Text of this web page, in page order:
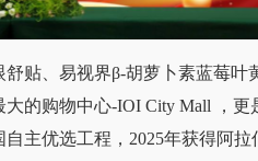
、易视界β-胡萝卜素蓝莓叶
的购物中心-IOI City Mall ，更
主优选工程，2025年获得阿拉